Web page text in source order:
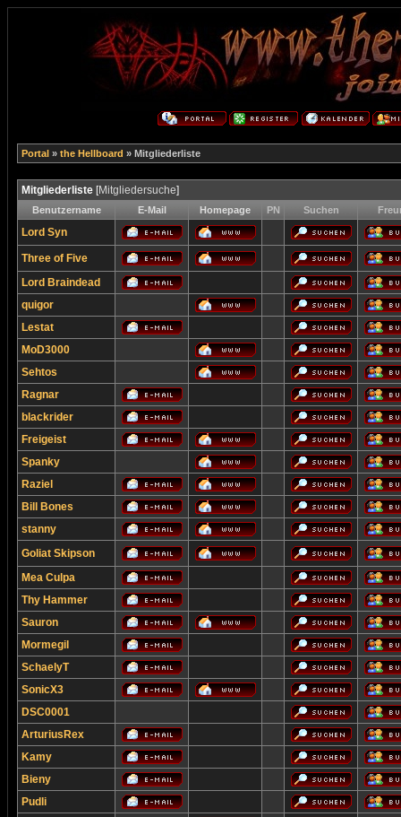
Portal » the Hellboard » Mitgliederliste
Mitgliederliste [Mitgliedersuche]
Benutzername E-Mail Homepage PN Suchen
Lord Syn
Three of Five
Lord Braindead
quigor
Lestat
MoD3000
Sehtos
Ragnar
blackrider
Freigeist
Spanky
Raziel
Bill Bones
stanny
Goliat Skipson
Mea Culpa
Thy Hammer
Sauron
Mormegil
SchaelyT
SonicX3
DSC0001
ArturiusRex
Kamy
Bieny
Pudli